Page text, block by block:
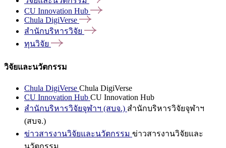
CU Innovation Hub
Chula DigiVerse
สำนักบริหารวิจัย
ทุนวิจัย
วิจัยและนวัตกรรม
Chula DigiVerse Chula DigiVerse
CU Innovation Hub CU Innovation Hub
สำนักบริหารวิจัยจุฬาฯ (สบจ.) สำนักบริหารวิจัยจุฬาฯ
(สบจ.)
ข่าวสารงานวิจัยและนวัตกรรม ข่าวสารงานวิจัยและ